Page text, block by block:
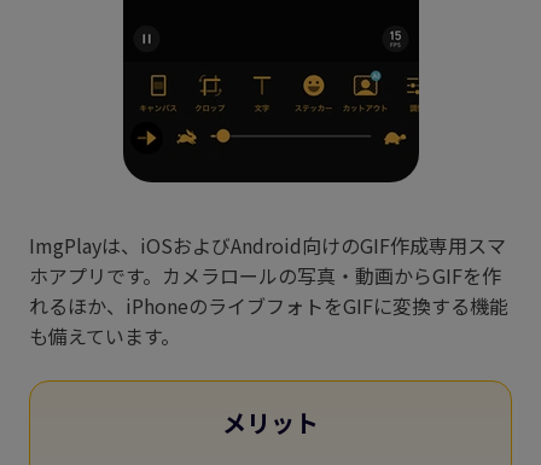
ImgPlayは、iOSおよびAndroid向けのGIF作成専用スマ
ホアプリです。カメラロールの写真・動画からGIFを作
れるほか、iPhoneのライブフォトをGIFに変換する機能
も備えています。
メリット